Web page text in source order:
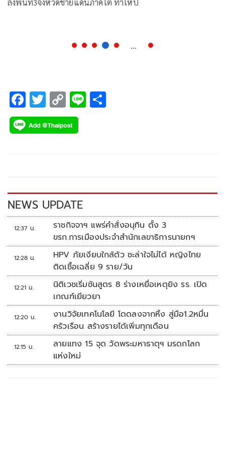
ลงพื้นที่3จังหวัดชายแดนภาคใต้ ทำให้ป
...
F
ac
e
k
T
wi
tt
C
o
p
k
Li
NEWS UPDATE
12:37 น.
ราชกิจจาฯ แพร่คำสั่งอนุทิน ตั้ง 3
ขรก.การเมืองประจำสำนักเลขาธิการนายกฯ
12:28 น.
HPV ภัยเงียบใกล้ตัว ชะล่าใจไม่ได้ หญิงไทย
ติดเชื้อเฉลี่ย 9 ราย/วัน
12:21 น.
นิติเวชเริ่มชันสูตร 8 ร่างเหยื่อเหตุยิง รร. เปิด
เกณฑ์เยียวยา
12:20 น.
งานวิจัยเทคโนโลยี โดดลงจากหิ้ง สู่มือ1.2หมื่น
ครัวเรือน สร้างรายได้เพิ่มทุกเดือน
12:15 น.
ลายแทง 15 จุด วัดพระมหาธาตุฯ มรดกโลก
แห่งใหม่